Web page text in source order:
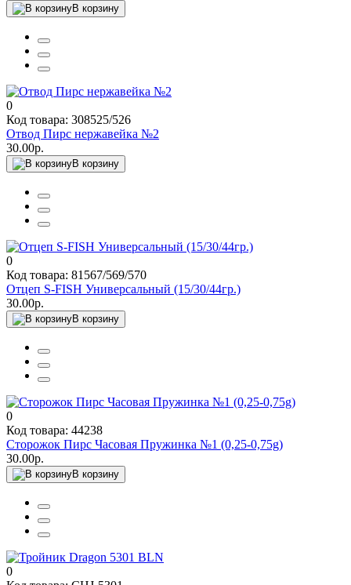
В корзину
0
Код товара: 308525/526
Отвод Пирс нержавейка №2
30.00р.
В корзину
0
Код товара: 81567/569/570
Отцеп S-FISH Универсальный (15/30/44гр.)
30.00р.
В корзину
0
Код товара: 44238
Сторожок Пирс Часовая Пружинка №1 (0,25-0,75g)
30.00р.
В корзину
0